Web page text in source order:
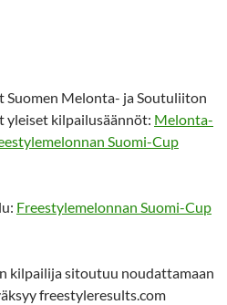
Suomen Melonta- ja Soutuliiton
yleiset kilpailusäännöt: Melonta-
Suomi-Cup
Freestylemelonnan Suomi-Cup
kilpailija sitoutuu noudattamaan
freestyleresults.com